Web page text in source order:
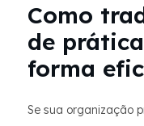
Como
de
forma
Se sua organização